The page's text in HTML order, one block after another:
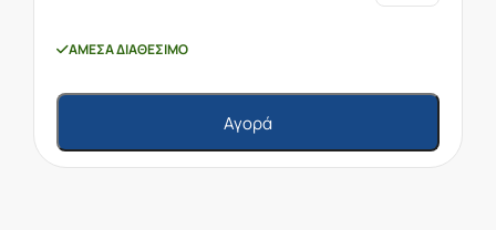
ΆΜΕΣΑ ΔΙΑΘΈΣΙΜΟ
Αγορά